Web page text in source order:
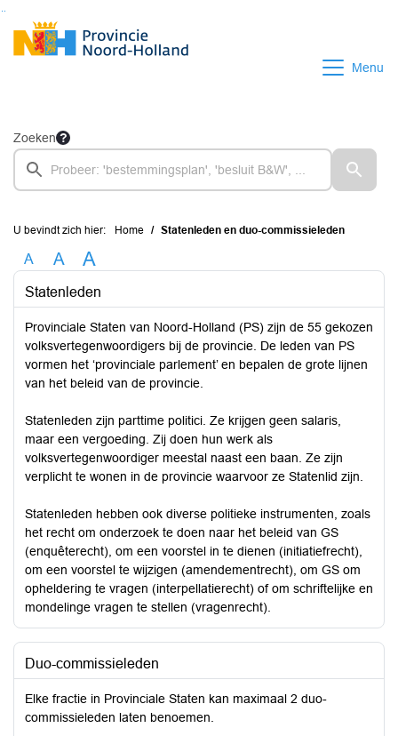
Ga naar de inhoud van deze pagina
Ga naar het zoeken
Ga naar het menu
Menu
Zoeken
U bevindt zich hier: Home Statenleden en duo-commissieleden
A A A
Statenleden
Provinciale Staten van Noord-Holland (PS) zijn de 55 gekozen
volksvertegenwoordigers bij de provincie. De leden van PS
vormen het ‘provinciale parlement’ en bepalen de grote lijnen
van het beleid van de provincie.
Statenleden zijn parttime politici. Ze krijgen geen salaris,
maar een vergoeding. Zij doen hun werk als
volksvertegenwoordiger meestal naast een baan. Ze zijn
verplicht te wonen in de provincie waarvoor ze Statenlid zijn.
Statenleden hebben ook diverse politieke instrumenten, zoals
het recht om onderzoek te doen naar het beleid van GS
(enquêterecht), om een voorstel in te dienen (initiatiefrecht),
om een voorstel te wijzigen (amendementrecht), om GS om
opheldering te vragen (interpellatierecht) of om schriftelijke en
mondelinge vragen te stellen (vragenrecht).
Duo-commissieleden
Elke fractie in Provinciale Staten kan maximaal 2 duo-
commissieleden laten benoemen.